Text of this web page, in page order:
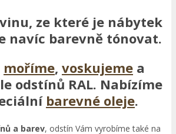
ze které je nábytek
navíc barevně tónovat.
moříme, voskujeme a
odstínů RAL. Nabízíme
barevné oleje.
a barev, odstín Vám vyrobíme také na